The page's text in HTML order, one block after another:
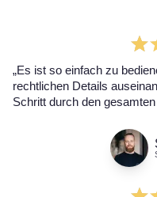
„Es ist so einfach zu
rechtlichen Details
Schritt durch den